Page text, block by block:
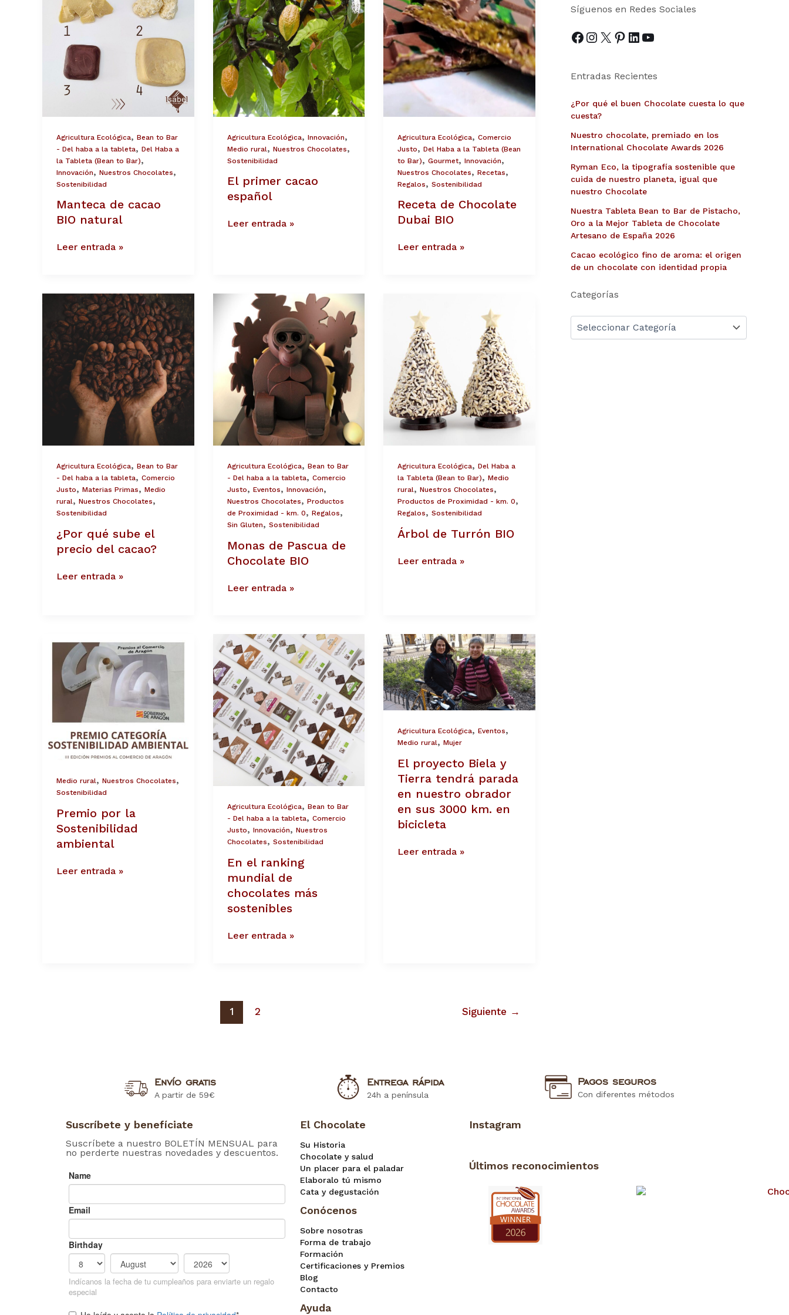
Agricultura Ecológica, Bean to Bar
- Del haba a la tableta, Del Haba a
la Tableta (Bean to Bar),
Innovación, Nuestros Chocolates,
Sostenibilidad
Manteca de cacao
BIO natural
BIO
natural
Leer entrada »
Agricultura Ecológica, Innovación,
Medio rural, Nuestros Chocolates,
Sostenibilidad
El primer cacao
español
español
Leer entrada »
Agricultura Ecológica,Comercio
Justo,Del Haba a la Tableta (Bean
to Bar),Gourmet,Innovación,
Nuestros Chocolates,Recetas,
Regalos,Sostenibilidad
Receta de Chocolate
Dubai BIO
Dubai
BIO
Leer entrada »
Agricultura Ecológica, Bean to Bar
- Del haba a la tableta, Comercio
Justo, Materias Primas, Medio
rural, Nuestros Chocolates,
Sostenibilidad
¿Por qué sube el
precio del cacao?
¿Por
qué
sube
el
precio
del
cacao?
Leer entrada »
Agricultura Ecológica, Bean to Bar
- Del haba a la tableta, Comercio
Justo, Eventos, Innovación,
Nuestros Chocolates, Productos
de Proximidad - km. 0, Regalos,
Sin Gluten, Sostenibilidad
Monas de Pascua de
Chocolate BIO
Monas
Pascua
de
Chocolate
BIO
Leer entrada »
Agricultura Ecológica,Del Haba a
la Tableta (Bean to Bar),Medio
rural,Nuestros Chocolates,
Productos de Proximidad - km. 0,
Regalos,Sostenibilidad
Árbol de Turrón BIO
Turrón
BIO
Leer entrada »
Medio rural, Nuestros Chocolates,
Sostenibilidad
Premio por la
Sostenibilidad
ambiental
por
la
Sostenibilidad
ambiental
Leer entrada »
Agricultura Ecológica, Bean to Bar
- Del haba a la tableta, Comercio
Justo, Innovación, Nuestros
Chocolates, Sostenibilidad
En el ranking
mundial de
chocolates más
sostenibles
En
el
ranking
mundial
de
chocolates
más
sostenibles
Leer entrada »
Agricultura Ecológica,Eventos,
Medio rural,Mujer
El proyecto Biela y
Tierra tendrá parada
en nuestro obrador
en sus 3000 km. en
bicicleta
El
proyecto
Biela
y
Tierra
tendrá
parada
nuestro
obrador
en
sus
3000
km.
bicicleta
Leer entrada »
1 2 Siguiente →
Síguenos en Redes Sociales
Entradas Recientes
¿Por qué el buen Chocolate cuesta lo que
cuesta?
Nuestro chocolate, premiado en los
International Chocolate Awards 2026
Ryman Eco, la tipografía sostenible que
cuida de nuestro planeta, igual que
nuestro Chocolate
Nuestra Tableta Bean to Bar de Pistacho,
Oro a la Mejor Tableta de Chocolate
Artesano de España 2026
Cacao ecológico fino de aroma: el origen
de un chocolate con identidad propia
Categorías
Envío gratis
A partir de 59€
Entrega rápida
24h a península
Pagos seguros
Con diferentes métodos
Suscríbete y benefíciate
Suscríbete a nuestro BOLETÍN MENSUAL para
no perderte nuestras novedades y descuentos.
El Chocolate
Su Historia
Chocolate y salud
Un placer para el paladar
Elaboralo tú mismo
Cata y degustación
Conócenos
Sobre nosotras
Forma de trabajo
Formación
Certificaciones y Premios
Blog
Contacto
Ayuda
Instagram
Últimos reconocimientos